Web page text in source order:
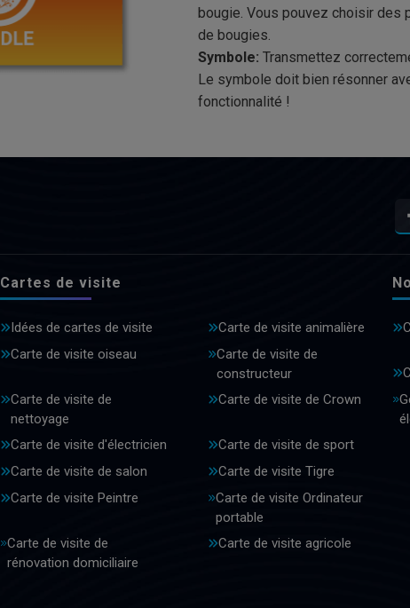
bougie. Vous pouvez choisir des
de bougies.
Symbole: Transmettez
Le symbole doit bien résonner
fonctionnalité !
Cartes de visite
Idées de cartes de visite
Carte de visite animalière
Carte de visite oiseau
Carte de visite de
constructeur
Carte de visite de
nettoyage
Carte de visite de Crown
Carte de visite d'électricien
Carte de visite de sport
Carte de visite de salon
Carte de visite Tigre
Carte de visite Peintre
Carte de visite Ordinateur
portable
Carte de visite de
rénovation domiciliaire
Carte de visite agricole